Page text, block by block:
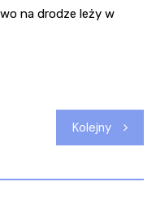
na drodze leży w
Kolejny